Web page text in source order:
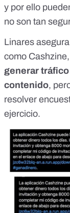
y por ello
no son tan
Linares
como
generar
contenido,
resolver
ejercicio.